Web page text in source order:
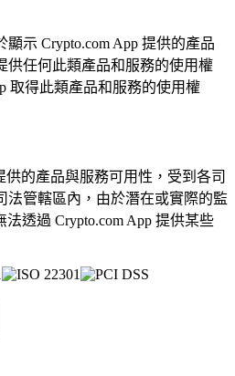
示 Crypto.com App 提供的產品
供任何此類產品和服務的使用權
取得此類產品和服務的使用權
供的產品與服務可用性，受到各司
法管轄區內，由於潛在或實際的監
法透過 Crypto.com App 提供某些